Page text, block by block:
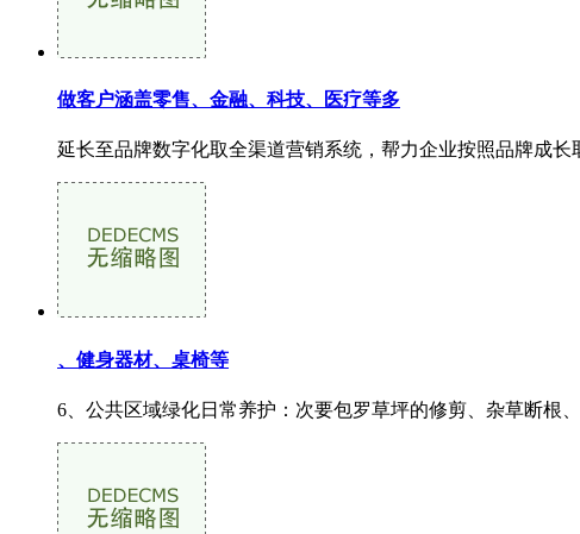
做客户涵盖零售、金融、科技、医疗等多
延长至品牌数字化取全渠道营销系统，帮力企业按照品牌成
、健身器材、桌椅等
6、公共区域绿化日常养护：次要包罗草坪的修剪、杂草断根